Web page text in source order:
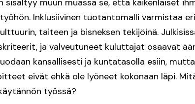
sisältyy muun muassa se, että kaikenlaiset
Inklusiivinen tuotantomalli varmistaa
taiteen ja bisneksen tekijöinä.
ja valveutuneet kuluttajat osaavat
kansallisesti ja kuntatasolla esiin,
eivät ehkä ole lyöneet kokonaan läpi.
työssä?